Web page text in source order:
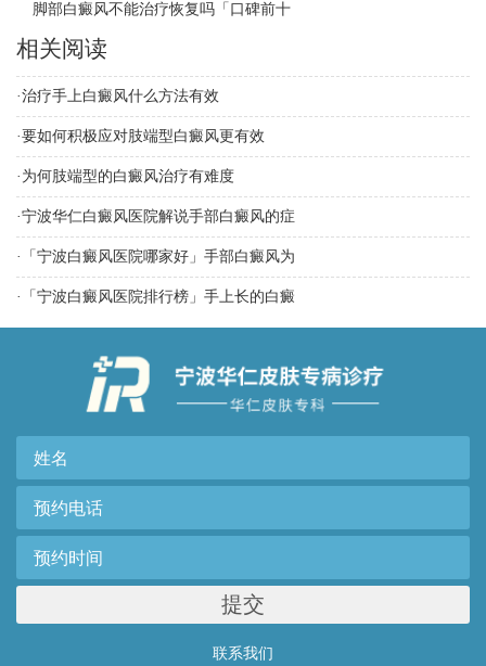
脚部白癜风不能治疗恢复吗「口碑前十
相关阅读
·治疗手上白癜风什么方法有效
·要如何积极应对肢端型白癜风更有效
· 为何肢端型的白癜风治疗有难度
·宁波华仁白癜风医院解说手部白癜风的症
· 「宁波白癜风医院哪家好」手部白癜风为
· 「宁波白癜风医院排行榜」手上长的白癜
提交
联系我们